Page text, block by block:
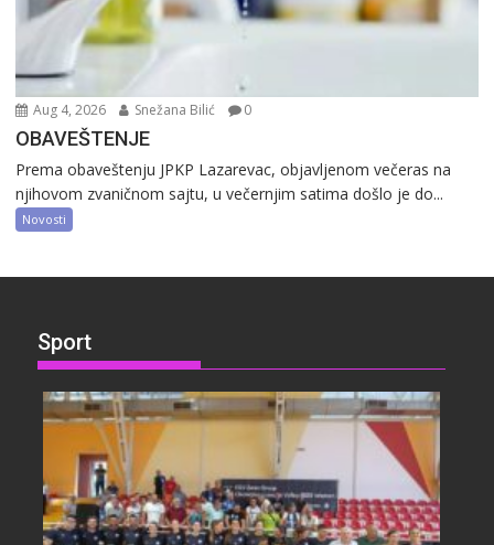
Aug 4, 2026 Snežana Bilić 0
OBAVEŠTENJE
Prema obaveštenju JPKP Lazarevac, objavljenom večeras na
njihovom zvaničnom sajtu, u večernjim satima došlo je do...
Novosti
Sport